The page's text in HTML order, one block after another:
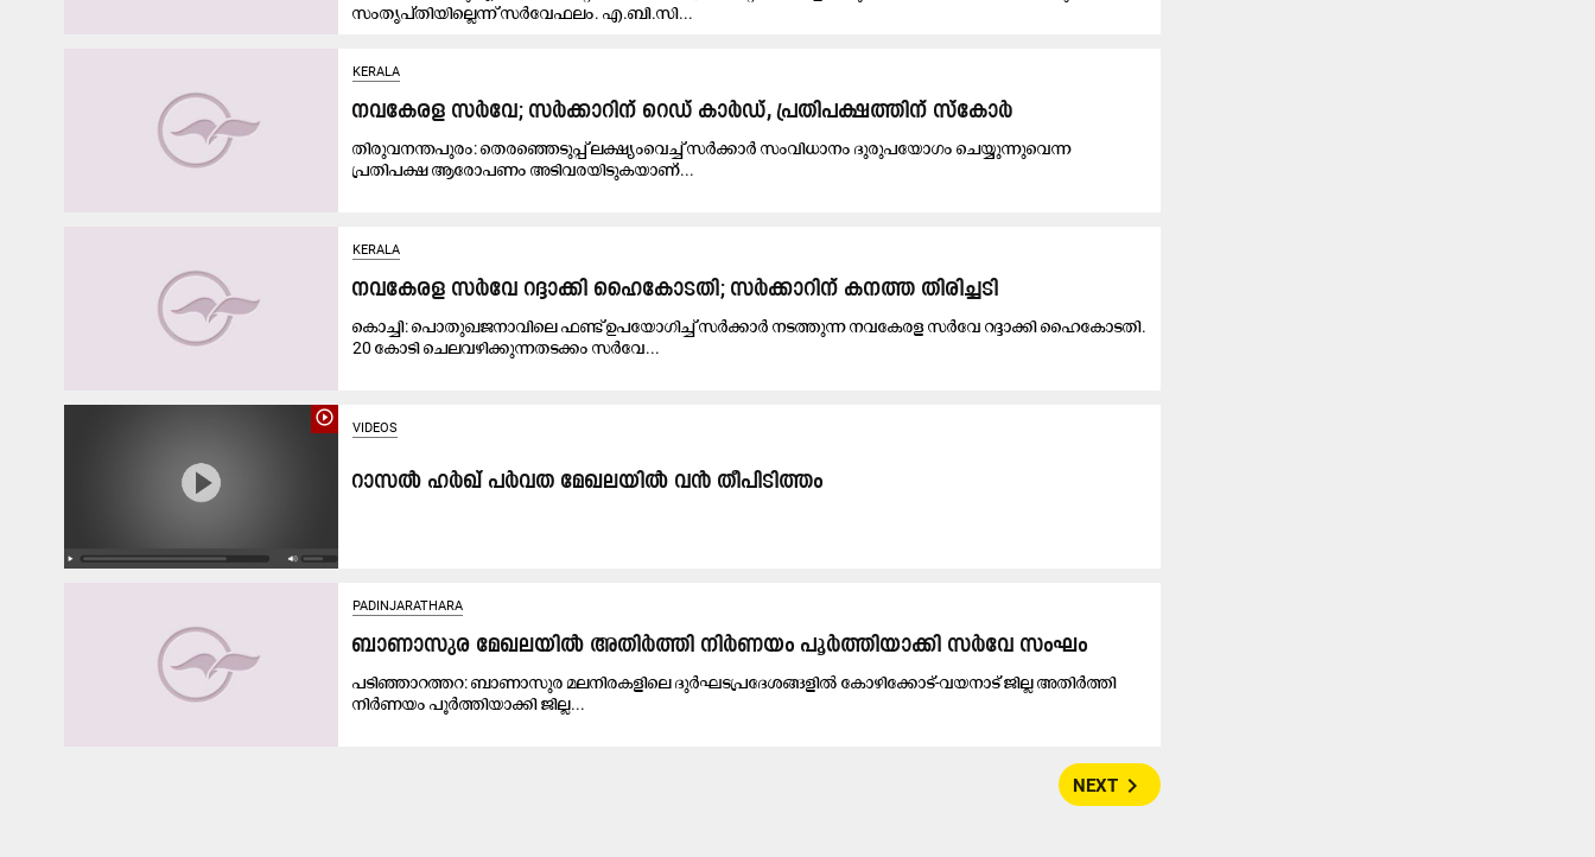
സംതൃപ്തിയില്ലെന്ന് സർവേഫലം. എ.ബി.സി...
KERALA
നവകേരള സർവേ; സർക്കാറിന് റെഡ് കാർഡ്, പ്രതിപക്ഷത്തിന് സ്കോർ
തിരുവനന്തപുരം: തെരഞ്ഞെടുപ്പ് ലക്ഷ്യംവെച്ച് സർക്കാർ സംവിധാനം ദുരുപയോഗം ചെയ്യുന്നുവെന്ന
പ്രതിപക്ഷ ആരോപണം അടിവരയിടുകയാണ്...
KERALA
നവകേരള സർവേ റദ്ദാക്കി ഹൈകോടതി; സർക്കാറിന് കനത്ത തിരിച്ചടി
കൊച്ചി: പൊതുഖജനാവിലെ ഫണ്ട് ഉപയോഗിച്ച് സർക്കാർ നടത്തുന്ന നവകേരള സർവേ റദ്ദാക്കി ഹൈകോടതി.
20 കോടി ചെലവഴിക്കുന്നതടക്കം സർവേ...
play_circle_outline
VIDEOS
റാ​സ​ൽ ഹ​ർ​ഖ് പ​ർ​വ​ത മേ​ഖ​ല​യി​ൽ വ​ൻ തീ​പി​ടി​ത്തം
PADINJARATHARA
ബാണാസുര മേഖലയില്‍ അതിര്‍ത്തി നിര്‍ണയം പൂര്‍ത്തിയാക്കി സർവേ സംഘം
പടിഞ്ഞാറത്തറ: ബാണാസുര മലനിരകളിലെ ദുര്‍ഘടപ്രദേശങ്ങളില്‍ കോഴിക്കോട്-വയനാട് ജില്ല അതിര്‍ത്തി
നിര്‍ണയം പൂര്‍ത്തിയാക്കി ജില്ല...
NEXT navigate_next